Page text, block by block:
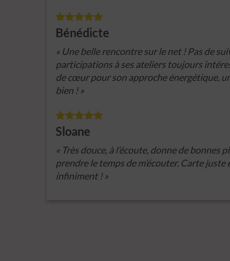
Bénédicte
« Une belle rencontre sur le net ! Pas de
participations à ses ateliers toujours
de cœur pour son approche énergétique,
bien ! »
Sloane
« Très douce, à l’écoute, donne de bonnes
prendre le temps de m’écouter. Carte
infiniment ! »